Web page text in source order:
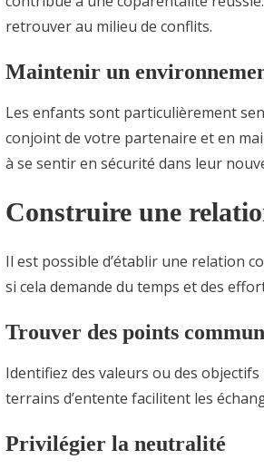
retrouver au milieu de conflits.
Maintenir un
Les enfants sont particulièrement
conjoint de votre partenaire et en
à se sentir en sécurité dans leur
Construire une
Il est possible d’établir une relation
si cela demande du temps et des
Trouver des points
Identifiez des valeurs ou des
terrains d’entente facilitent les
Privilégier la neutralité